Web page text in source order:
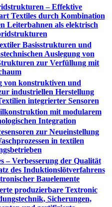
– Effektive
Textiles durch Kombination
Leiterbahnen als elektrisch
Basisstrukturen und
Auslegung von
zur Verfüllung mit
von konstruktiven und
industriellen Herstellung
integrierter Sensoren
mit modularem
Integration
zur Neueinstellung
in textilen
– Verbesserung der Qualität
des Induktionslötverfahrens
Bauelemente
produzierbare Textronic
Sicherungen,